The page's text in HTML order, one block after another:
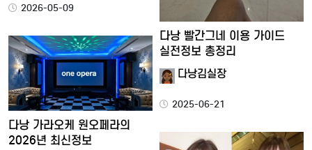
2026-05-09
다낭 빨간그네 이용 가이드
실전정보 총정리
다낭김실장
2025-06-21
다낭 가라오케 원오페라의
2026년 최신정보